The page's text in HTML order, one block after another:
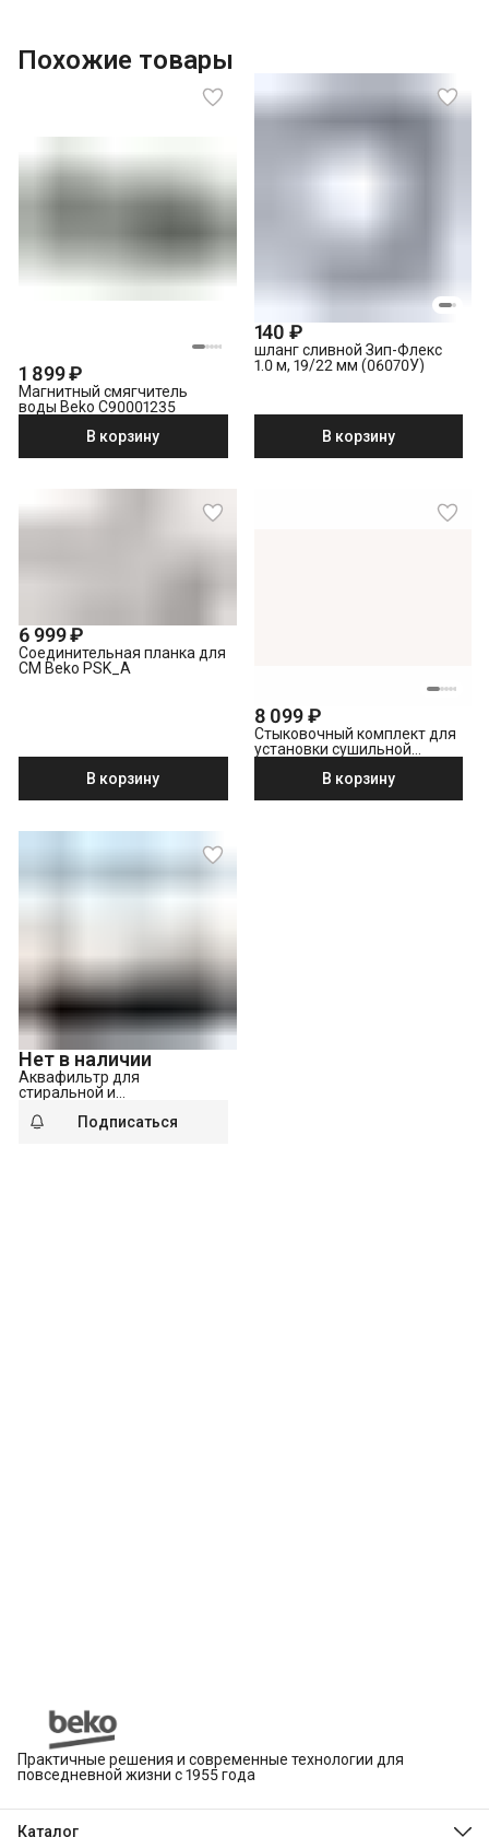
Похожие товары
1 899 ₽
Магнитный смягчитель
воды Beko C90001235
В корзину
140 ₽
шланг сливной Зип-Флекс
1.0 м, 19/22 мм (06070У)
В корзину
6 999 ₽
Соединительная планка для
СМ Beko PSK_A
В корзину
8 099 ₽
Стыковочный комплект для
установки сушильной
В корзину
Нет в наличии
Аквафильтр для
стиральной и
Hotpoint C 00091845
Подписаться
Практичные решения и современные технологии для
повседневной жизни с 1955 года
Каталог